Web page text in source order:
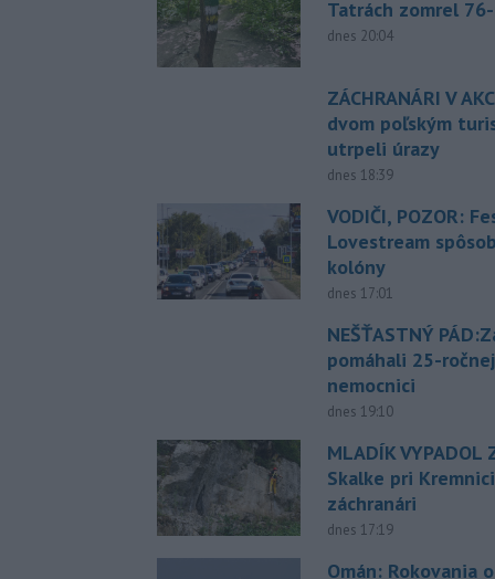
Tatrách zomrel
dnes 20:04
ZÁCHRANÁRI V
dvom poľským
utrpeli úrazy
dnes 18:39
VODIČI, POZOR:
Lovestream
kolóny
dnes 17:01
NEŠŤASTNÝ
pomáhali 25-
nemocnici
dnes 19:10
MLADÍK VYPADOL
Skalke pri
záchranári
dnes 17:19
Omán: Rokovania